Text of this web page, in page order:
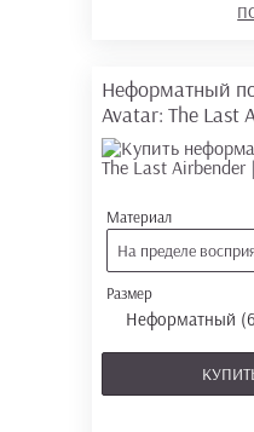
Неформатный
Avatar: The Last
Материал
На пределе
Размер
Неформатный